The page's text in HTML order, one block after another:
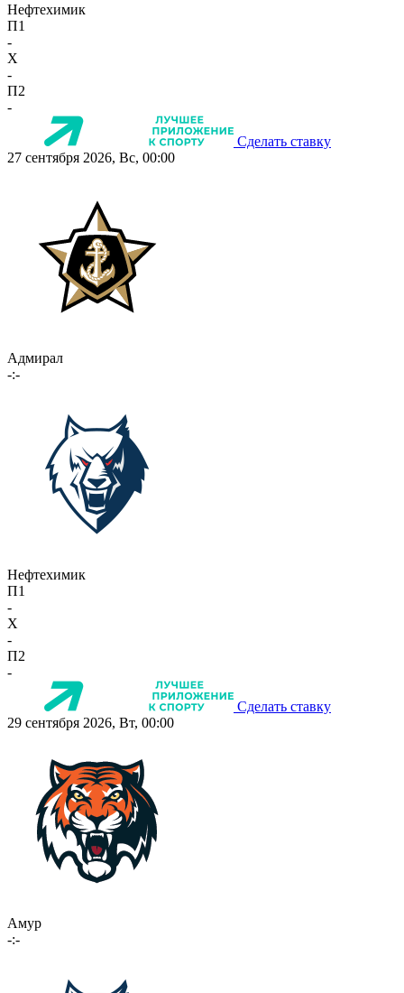
Нефтехимик
П1
-
X
-
П2
-
Сделать ставку
27 сентября 2026, Вс, 00:00
Адмирал
-:-
Нефтехимик
П1
-
X
-
П2
-
Сделать ставку
29 сентября 2026, Вт, 00:00
Амур
-:-